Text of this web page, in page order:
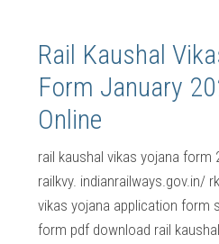
Rail Kaushal
Form January
Online
rail kaushal vikas yojana form
railkvy. indianrailways.gov.in/
vikas yojana application form
form pdf download rail